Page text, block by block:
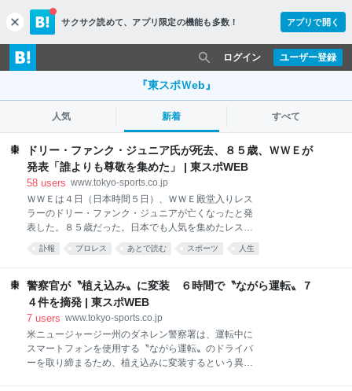
c
l
o
s
サクサク読めて、 アプリ限定の機能も多数！ アプリで開く
ユーザー登録
ログイン
『東スポＷeb』
人気 新着 すべて
ドリー・ファンク・ジュニア氏が死去、８５歳、ＷＷＥが
発表「誰よりも尊敬を集めた」 | 東スポWEB
58 users www.tokyo-sports.co.jp
ＷＷＥは４日（日本時間５日）、ＷＷＥ殿堂入りレス
ラーのドリー・ファンク・ジュニアが亡くなったと発
表した。８５歳だった。日本でも人気を集めたレスラ
ーはマーティ夫人がホスピスケアをしている最中に亡
くなったという。 ＷＷＥは公式サイトで「ＷＷＥ殿堂
あったドリー・ファンク・ジュニア氏が逝去されたこ
とを知り、深い悲しみに包まれています」とし「伝説
的なファンク・レスリング一家の一員であるドリー・
レスラーだった」と悼んだ。 ドリーは弟のテリーとと
もにタッグチームを結成し、数々の功績を挙げた。Ｗ
ＷＥによると「特筆すべきはＮＷＡ世界ヘビー級チャ
訃報 プロレス あとで読む スポーツ 人生
警察官が〝植え込み〟に変装 ６時間で〝ながら運転〟７
４件を摘発 | 東スポWEB
7 users www.tokyo-sports.co.jp
米ニュージャージー州のダネレン警察署は、運転中に
スマートフォンを使用する〝ながら運転〟のドライバ
ーを取り締まるため、植え込みに変装するという異例